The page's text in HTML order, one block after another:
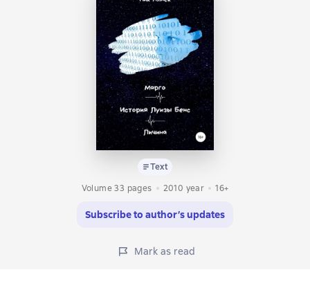
Text
Volume 33 pages
2010 year 16+
Subscribe to author’s updates
Mark as read